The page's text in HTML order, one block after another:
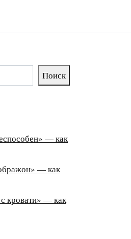
Поиск
— как
— как
кровати» — как